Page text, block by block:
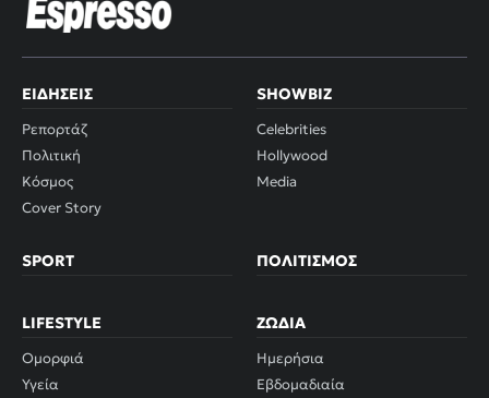
ΕΙΔΉΣΕΙΣ
Ρεπορτάζ
Πολιτική
Κόσμος
Cover Story
SHOWBIZ
Celebrities
Hollywood
Media
SPORT ΠΟΛΙΤΙΣΜΌΣ
LIFESTYLE
Ομορφιά
Υγεία
ΖΏΔΙΑ
Ημερήσια
Εβδομαδιαία